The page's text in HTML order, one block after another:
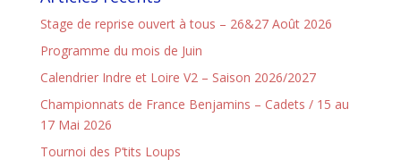
Stage de reprise ouvert à tous – 26&27 Août 2026
Programme du mois de Juin
Calendrier Indre et Loire V2 – Saison 2026/2027
Championnats de France Benjamins – Cadets / 15 au
17 Mai 2026
Tournoi des P’tits Loups